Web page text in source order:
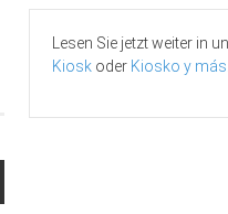
Lesen Sie jetzt weiter in
Kiosk oder Kiosko y más